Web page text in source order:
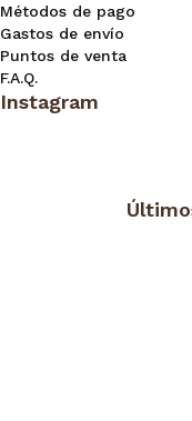
Métodos de pago
Gastos de envío
Puntos de venta
F.A.Q.
Instagram